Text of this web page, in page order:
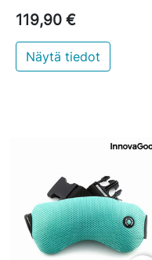
119,90 €
Näytä tiedot